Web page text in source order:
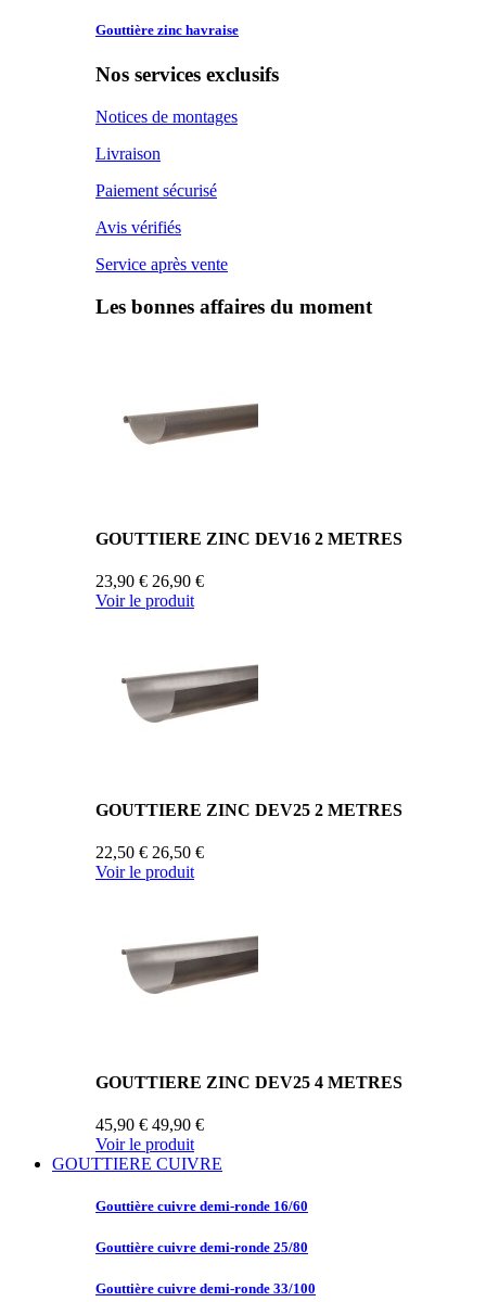
Gouttière zinc havraise
Nos services exclusifs
Notices de montages
Livraison
Paiement sécurisé
Avis vérifiés
Service après vente
Les bonnes affaires du moment
GOUTTIERE ZINC DEV16 2 METRES
23,90 € 26,90 €
Voir le produit
GOUTTIERE ZINC DEV25 2 METRES
22,50 € 26,50 €
Voir le produit
GOUTTIERE ZINC DEV25 4 METRES
45,90 € 49,90 €
Voir le produit
GOUTTIERE CUIVRE
Gouttière cuivre demi-ronde 16/60
Gouttière cuivre demi-ronde 25/80
Gouttière cuivre demi-ronde 33/100